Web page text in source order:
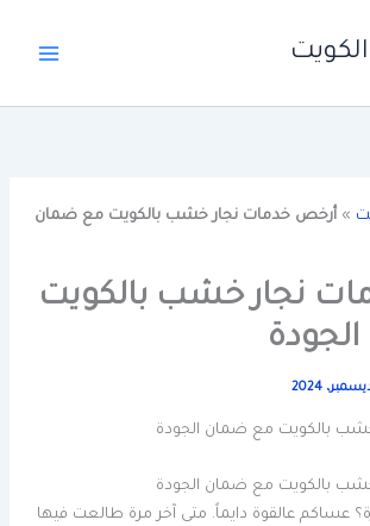
الكويت
»أرخص خدمات نجار خشب بالكويت مع ضمان
نجار خشب بالكويت
بالكويت مع ضمان الجودة
بالكويت مع ضمان الجودة
عساكم عالقوة دايماً. متى آخر مرة طالعت فيها